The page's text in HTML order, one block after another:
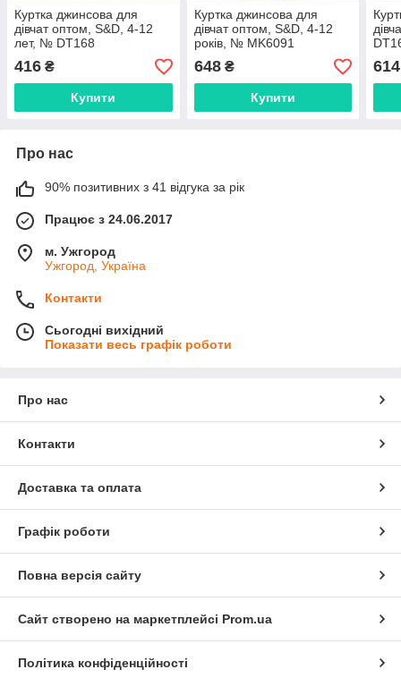
Куртка джинсова для
дівчат оптом, S&D, 4-12
лет, № DT168
416 ₴
Купити
Куртка джинсова для
дівчат оптом, S&D, 4-12
років, № MK6091
648₴
Купити
614
Про нас
90% позитивних з 41 відгука за рік
Працює з 24.06.2017
м. Ужгород
Ужгород, Україна
Контакти
Сьогодні вихідний
Показати весь графік роботи
Про нас
Контакти
Доставка та оплата
Графік роботи
Повна версія сайту
Сайт створено на маркетплейсі Prom.ua
Політика конфіденційності